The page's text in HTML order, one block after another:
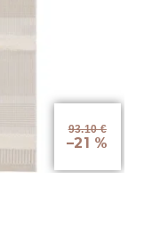
93.10 €
–21 %